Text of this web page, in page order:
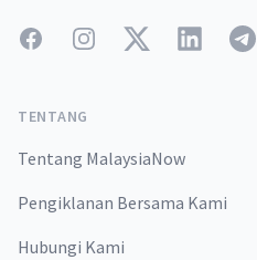
FacebookInstagramTwitterLinkedIn
TENTANG
Tentang MalaysiaNow
Pengiklanan Bersama Kami
Hubungi Kami